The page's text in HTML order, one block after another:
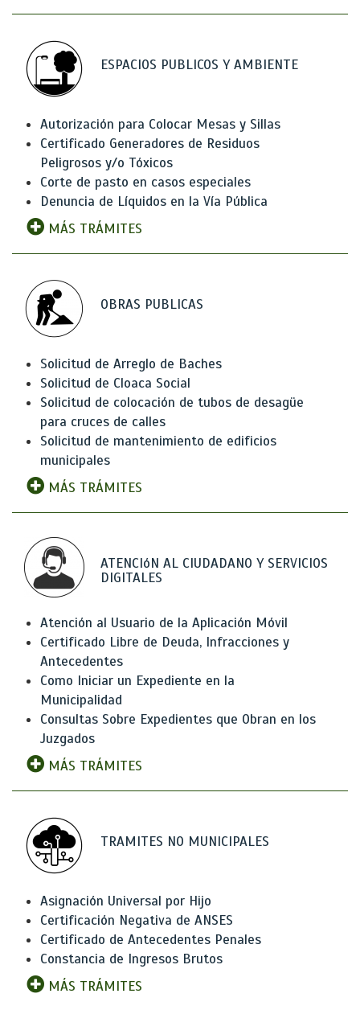
ESPACIOS PUBLICOS Y AMBIENTE
Autorización para Colocar Mesas y Sillas
Certificado Generadores de Residuos
Peligrosos y/o Tóxicos
Corte de pasto en casos especiales
Denuncia de Líquidos en la Vía Pública
MÁS TRÁMITES
OBRAS PUBLICAS
Solicitud de Arreglo de Baches
Solicitud de Cloaca Social
Solicitud de colocación de tubos de desagüe
para cruces de calles
Solicitud de mantenimiento de edificios
municipales
MÁS TRÁMITES
ATENCIóN AL CIUDADANO Y SERVICIOS
DIGITALES
Atención al Usuario de la Aplicación Móvil
Certificado Libre de Deuda, Infracciones y
Antecedentes
Como Iniciar un Expediente en la
Municipalidad
Consultas Sobre Expedientes que Obran en los
Juzgados
MÁS TRÁMITES
TRAMITES NO MUNICIPALES
Asignación Universal por Hijo
Certificación Negativa de ANSES
Certificado de Antecedentes Penales
Constancia de Ingresos Brutos
MÁS TRÁMITES